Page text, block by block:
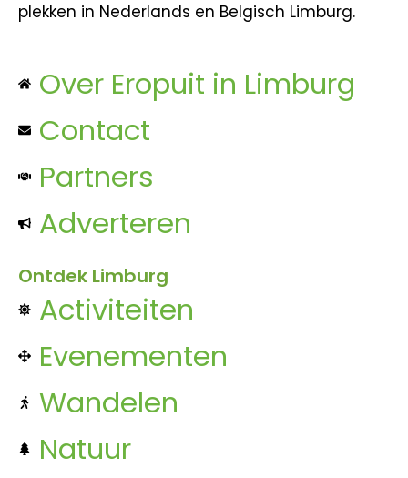
plekken in Nederlands en Belgisch Limburg.
Over Eropuit in Limburg
Contact
Partners
Adverteren
Ontdek Limburg
Activiteiten
Evenementen
Wandelen
Natuur